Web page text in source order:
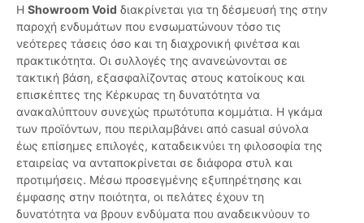
Η Showroom Void διακρίνεται για τη δέσμευσή της στην
παροχή ενδυμάτων που ενσωματώνουν τόσο τις
νεότερες τάσεις όσο και τη διαχρονική φινέτσα και
πρακτικότητα. Οι συλλογές της ανανεώνονται σε
τακτική βάση, εξασφαλίζοντας στους κατοίκους και
επισκέπτες της Κέρκυρας τη δυνατότητα να
ανακαλύπτουν συνεχώς πρωτότυπα κομμάτια. Η γκάμα
των προϊόντων, που περιλαμβάνει από casual σύνολα
έως επίσημες επιλογές, καταδεικνύει τη φιλοσοφία της
εταιρείας να ανταποκρίνεται σε διάφορα στυλ και
προτιμήσεις. Μέσω προσεγμένης εξυπηρέτησης και
έμφασης στην ποιότητα, οι πελάτες έχουν τη
δυνατότητα να βρουν ενδύματα που αναδεικνύουν το